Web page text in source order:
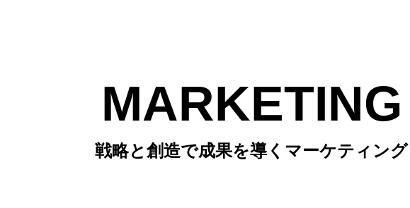
MARKETING
戦略と創造で成果を導くマーケティング